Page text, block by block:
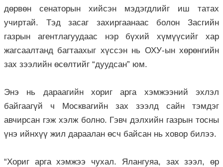
дөр­вөн сенаторын хийсэн мэдэгдлийг иш татах
учиртай. Тэд засаг захиргаанаас болон Засгийн
газрын агент­лагуудаас нэр бүхий хүмүүсийг хар
жагсаалтанд багтаахыг хүс­сэн нь ОХУ-ын хөрөнгийн
зах зээлийн өсөлтийг “дуудсан” юм.
Энэ нь дараагийн хориг арга хэмжээний эхлэл
байгаагүй ч Москвагийн зах зээлд сайн тэмдэг
авчирсан гэж хэлж болно. Гэвч дэлхийн газрын тосны
үнэ ийнхүү жил дараалан өсч байсан нь ховор билээ.
“Хориг арга хэмжээ чухал. Ялангуяа, зах зээл, өр